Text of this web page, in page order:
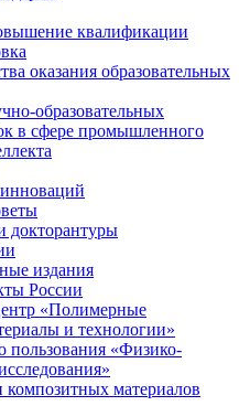
квалификации
оказания образовательных
образовательных
в сфере промышленного
докторантуры
издания
России
«Полимерные
и технологии»
пользования «Физико-
материалов